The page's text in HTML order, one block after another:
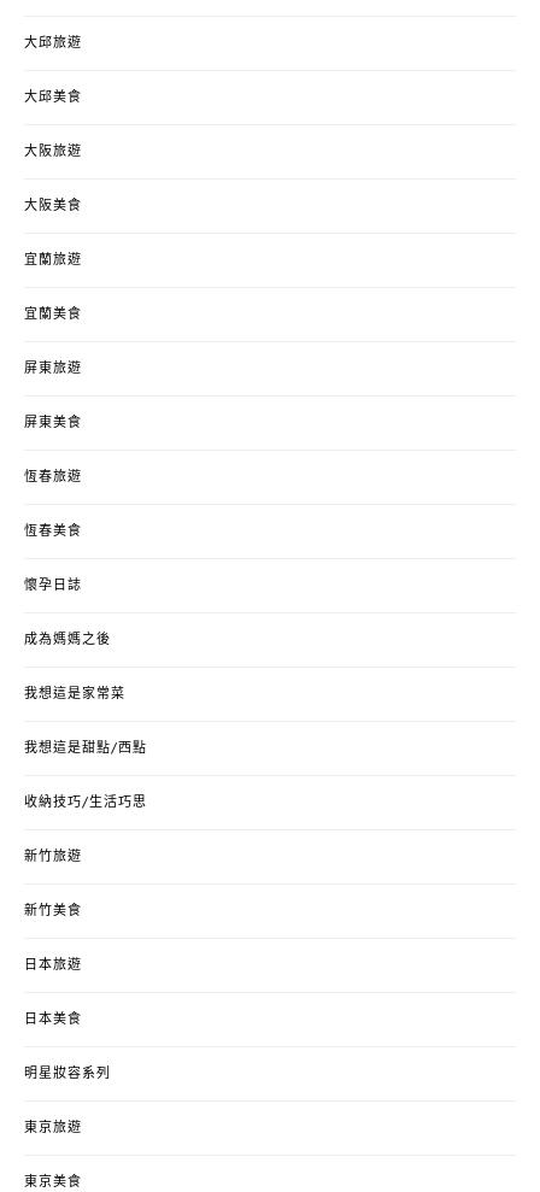
大邱旅遊
大邱美食
大阪旅遊
大阪美食
宜蘭旅遊
宜蘭美食
屏東旅遊
屏東美食
恆春旅遊
恆春美食
懷孕日誌
成為媽媽之後
我想這是家常菜
我想這是甜點/西點
收納技巧/生活巧思
新竹旅遊
新竹美食
日本旅遊
日本美食
明星妝容系列
東京旅遊
東京美食